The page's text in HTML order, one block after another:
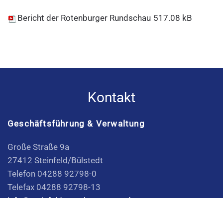
Bericht der Rotenburger Rundschau 517.08 kB
Kontakt
Geschäftsführung & Verwaltung
Große Straße 9a
27412 Steinfeld/Bülstedt
Telefon 04288 92798-0
Telefax 04288 92798-13